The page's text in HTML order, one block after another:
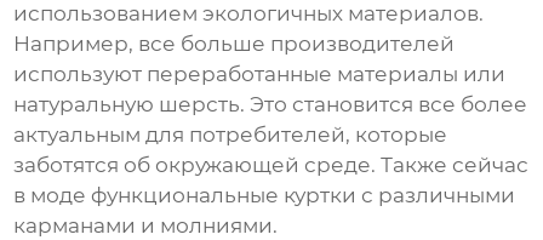
использованием экологичных материалов.
Например, все больше производителей
используют переработанные материалы или
натуральную шерсть. Это становится все более
актуальным для потребителей, которые
заботятся об окружающей среде. Также сейчас
в моде функциональные куртки с различными
карманами и молниями.